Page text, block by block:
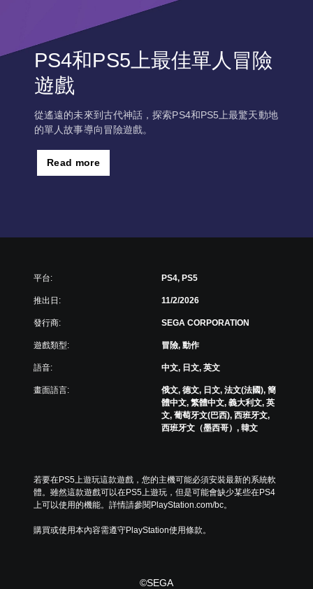
PS4和PS5上最佳單人冒險
遊戲
從遙遠的未來到古代神話，探索PS4和PS5上最驚天動地
的單人故事導向冒險遊戲。
Read more
平台: PS4, PS5
推出日: 11/2/2026
發行商: SEGA CORPORATION
遊戲類型: 冒險, 動作
語音: 中文, 日文, 英文
畫面語言:
俄文, 德文, 日文, 法文(法國), 簡
體中文, 繁體中文, 義大利文, 英
文, 葡萄牙文(巴西), 西班牙文,
西班牙文（墨西哥）, 韓文
若要在PS5上遊玩這款遊戲，您的主機可能必須安裝最新的系統軟
體。雖然這款遊戲可以在PS5上遊玩，但是可能會缺少某些在PS4
上可以使用的機能。詳情請參閱PlayStation.com/bc。
購買或使用本內容需遵守PlayStation使用條款。
©SEGA